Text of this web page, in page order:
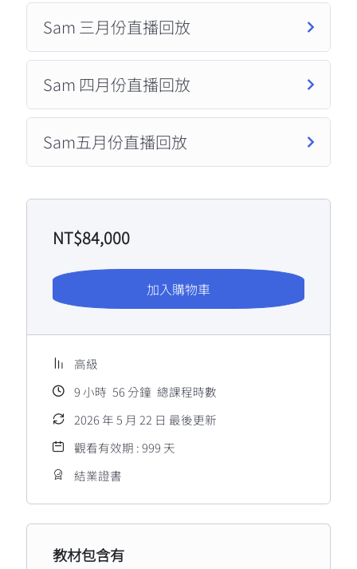
Sam 三月份直播回放
Sam 四月份直播回放
Sam五月份直播回放
NT$84,000
加入購物車
高級
9小時 56 分鐘 總課程時數
2026 年 5 月 22 日 最後更新
觀看有效期 : 999 天
結業證書
教材包含有